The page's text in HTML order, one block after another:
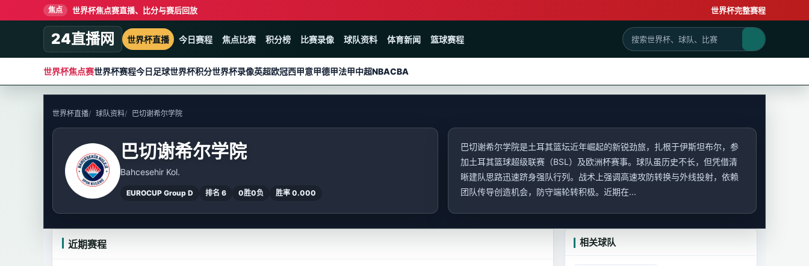
焦点 世界杯焦点赛直播、比分与赛后回放 世界杯完整赛程
24直播网 世界杯直播 今日赛程 焦点比赛 积分榜 比赛录像 球队资料 体育新闻 篮球赛程
世界杯焦点赛世界杯赛程今日足球世界杯积分世界杯录像英超欧冠西甲意甲德甲法甲中超NBACBA
世界杯直播 球队资料 巴切谢希尔学院
巴切谢希尔学院
Bahcesehir Kol.
EUROCUP Group D 排名 6 0胜0负 胜率 0.000
巴切谢希尔学院是土耳其篮坛近年崛起的新锐劲旅，扎根于伊斯坦布尔，参
加土耳其篮球超级联赛（BSL）及欧洲杯赛事。球队虽历史不长，但凭借清
晰建队思路迅速跻身强队行列。战术上强调高速攻防转换与外线投射，依赖
团队传导创造机会，防守端轮转积极。近期在...
近期赛程 相关球队